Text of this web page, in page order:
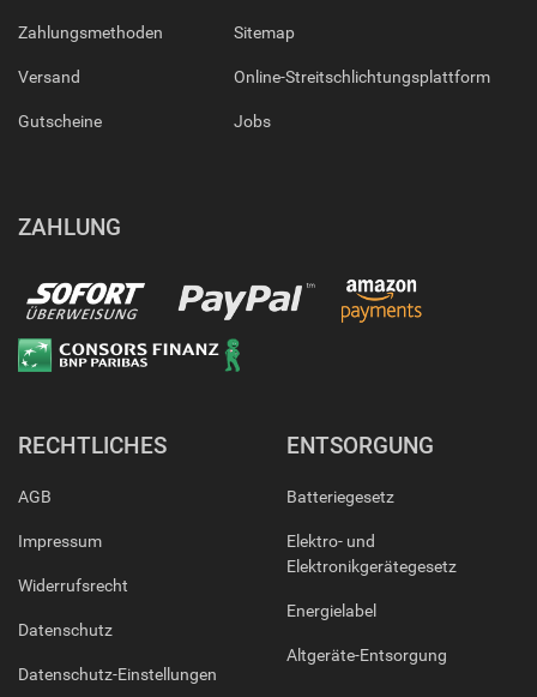
Zahlungsmethoden
Versand
Gutscheine
Sitemap
Online-Streitschlichtungsplattform
Jobs
ZAHLUNG
RECHTLICHES
AGB
Impressum
Widerrufsrecht
Datenschutz
Datenschutz-Einstellungen
ENTSORGUNG
Batteriegesetz
Elektro- und
Elektronikgerätegesetz
Energielabel
Altgeräte-Entsorgung